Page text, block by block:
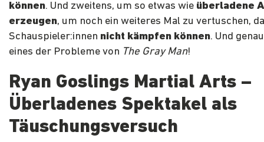
können. Und zweitens, um so etwas wie überladene
erzeugen, um noch ein weiteres Mal zu vertuschen,
Schauspieler:innen nicht kämpfen können. Und
eines der Probleme von The Gray Man!
Ryan Goslings Martial Arts –
Überladenes Spektakel als
Täuschungsversuch